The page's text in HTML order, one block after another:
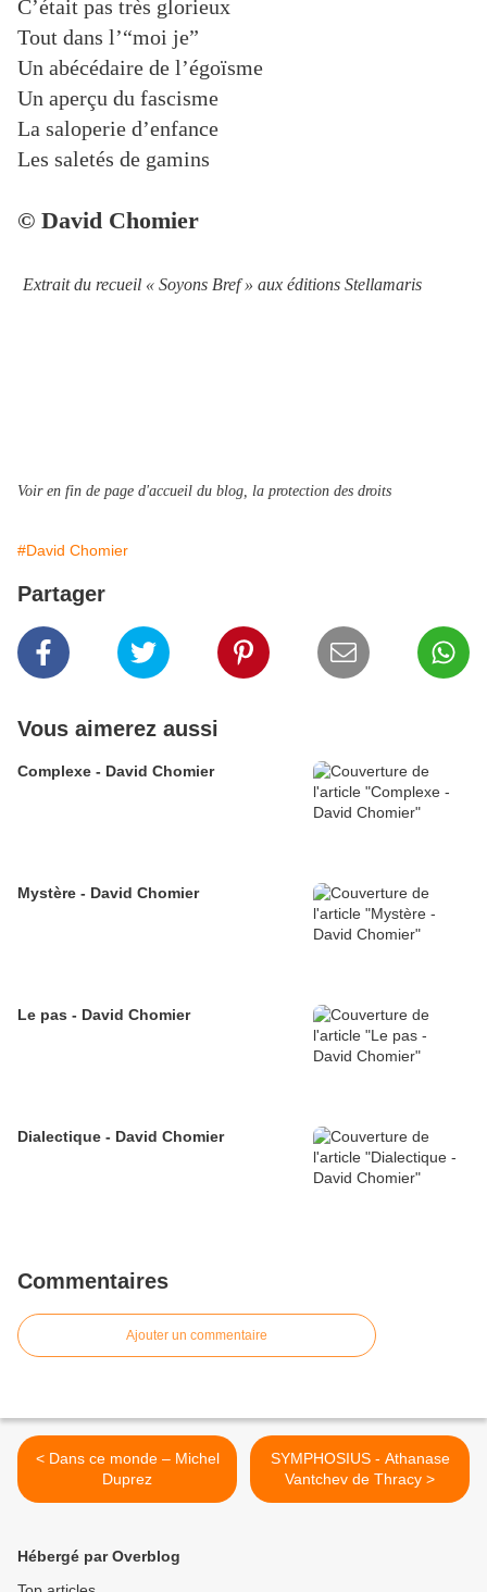
C’était pas très glorieux
Tout dans l’“moi je”
Un abécédaire de l’égoïsme
Un aperçu du fascisme
La saloperie d’enfance
Les saletés de gamins
© David Chomier
Extrait du recueil « Soyons Bref » aux éditions Stellamaris
Voir en fin de page d'accueil du blog, la protection des droits
#David Chomier
Partager
Vous aimerez aussi
Complexe - David Chomier
Mystère - David Chomier
Le pas - David Chomier
Dialectique - David Chomier
Commentaires
Ajouter un commentaire
< Dans ce monde – Michel
Duprez
SYMPHOSIUS - Athanase
Vantchev de Thracy >
Hébergé par Overblog